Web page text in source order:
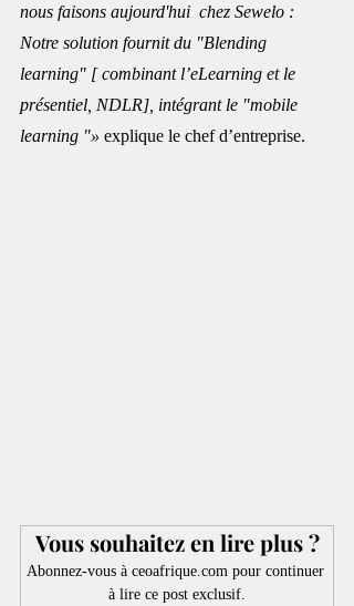
nous faisons aujourd'hui  chez Sewelo :
Notre solution fournit du "Blending
learning" [ combinant l’eLearning et le
présentiel, NDLR], intégrant le "mobile
learning "» explique le chef d’entreprise.
Vous souhaitez en lire plus ?
Abonnez-vous à ceoafrique.com pour continuer
à lire ce post exclusif.